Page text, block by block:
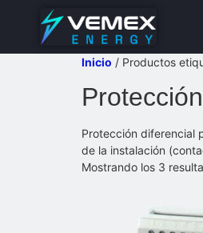
Inicio / Productos
Protección diferencial
de la instalación
Mostrando los 3